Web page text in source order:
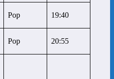
Pop 19:40
Pop 20:55